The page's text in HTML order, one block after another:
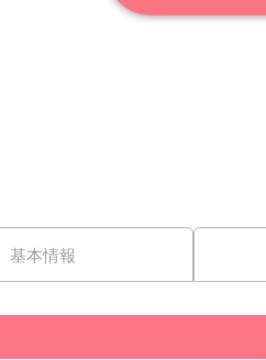
基本情報